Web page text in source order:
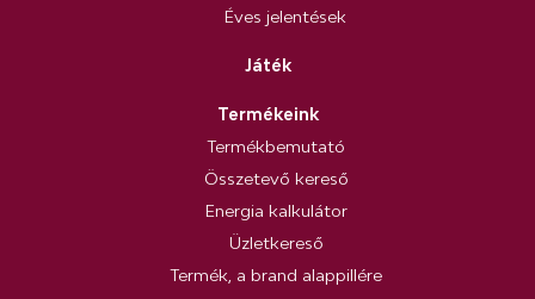
Éves jelentések
Játék
Termékeink
Termékbemutató
Összetevő kereső
Energia kalkulátor
Üzletkereső
Termék, a brand alappillére